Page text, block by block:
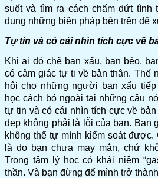
suốt và tìm ra cách chấm dứt tình
dụng những biện pháp bên trên để
Tự tin và có cái nhìn tích cực về
Khi ai đó chê bạn xấu, bạn béo,
có cảm giác tự ti về bản thân. Thế
hội cho những người bạn xấu
học cách bỏ ngoài tai những câu
tự tin và có cái nhìn tích cực về
đẹp không phải là lỗi của bạn. Bạn
không thể tự mình kiểm soát được.
là do bạn chưa may mắn, chứ
Trong tâm lý học có khái niệm
thần. Và bạn đừng để mình trở